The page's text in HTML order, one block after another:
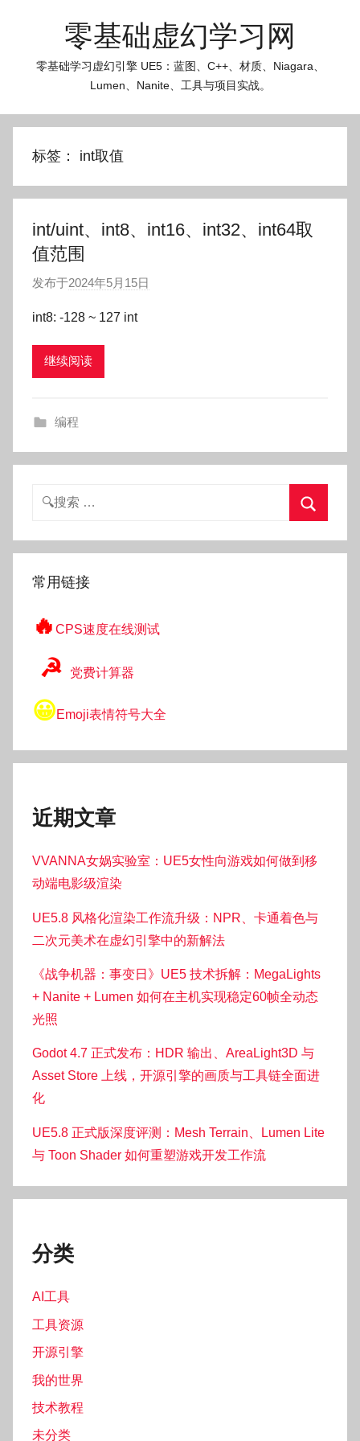
零基础虚幻学习网
零基础学习虚幻引擎 UE5：蓝图、C++、材质、Niagara、
Lumen、Nanite、工具与项目实战。
标签： int取值
int/uint、int8、int16、int32、int64取
值范围
发布于2024年5月15日
o
int8: -128 ~ 127 int
继续阅读
编程
搜
索
常用链接
🔥 CPS速度在线测试
☭ 党费计算器
😀Emoji表情符号大全
近期文章
VVANNA女娲实验室：UE5女性向游戏如何做到移
动端电影级渲染
UE5.8 风格化渲染工作流升级：NPR、卡通着色与
二次元美术在虚幻引擎中的新解法
《战争机器：事变日》UE5 技术拆解：MegaLights
+ Nanite + Lumen 如何在主机实现稳定60帧全动态
光照
Godot 4.7 正式发布：HDR 输出、AreaLight3D 与
Asset Store 上线，开源引擎的画质与工具链全面进
化
UE5.8 正式版深度评测：Mesh Terrain、Lumen Lite
与 Toon Shader 如何重塑游戏开发工作流
分类
AI工具
工具资源
开源引擎
我的世界
技术教程
未分类